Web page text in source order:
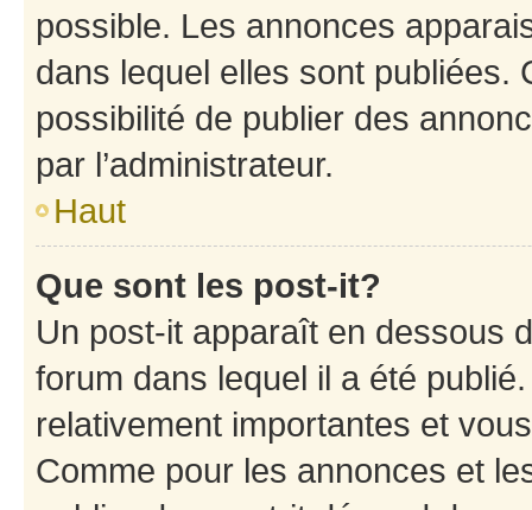
possible. Les annonces
dans lequel elles sont publiées.
possibilité de publier des
par l’administrateur.
Haut
Que sont les post-it?
Un post-it apparaît en dessous
forum dans lequel il a été
relativement importantes et
Comme pour les annonces et